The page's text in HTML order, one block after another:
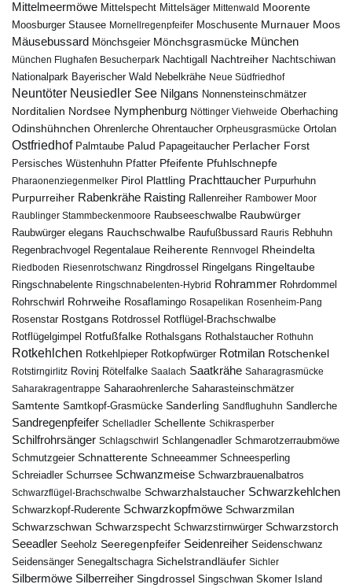
Mittelmeermöwe Mittelspecht Mittelsäger Mittenwald Moorente
Moosburger Stausee Mornellregenpfeifer Moschusente Murnauer Moos
Mäusebussard Mönchsgeier Mönchsgrasmücke München
München Flughafen Besucherpark Nachtigall Nachtreiher Nachtschiwan
Nationalpark Bayerischer Wald Nebelkrähe Neue Südfriedhof
Neuntöter Neusiedler See Nilgans Nonnensteinschmätzer
Norditalien Nordsee Nymphenburg Nöttinger Viehweide Oberhaching
Odinshühnchen Ohrenlerche Ohrentaucher Orpheusgrasmücke Ortolan
Ostfriedhof Palmtaube Palud Papageitaucher Perlacher Forst
Persisches Wüstenhuhn Pfatter Pfeifente Pfuhlschnepfe
Pharaonenziegenmelker Pirol Plattling Prachttaucher Purpurhuhn
Purpurreiher Rabenkrähe Raisting Rallenreiher Rambower Moor
Raublinger Stammbeckenmoore Raubseeschwalbe Raubwürger
Raubwürger elegans Rauchschwalbe Raufußbussard Rauris Rebhuhn
Regenbrachvogel Regentalaue Reiherente Rennvogel Rheindelta
Riedboden Riesenrotschwanz Ringdrossel Ringelgans Ringeltaube
Ringschnabelente Ringschnabelenten-Hybrid Rohrammer Rohrdommel
Rohrschwirl Rohrweihe Rosaflamingo Rosapelikan Rosenheim-Pang
Rosenstar Rostgans Rotdrossel
Rotflügel-Brachschwalbe
Rotflügelgimpel Rotfußfalke Rothalsgans Rothalstaucher Rothuhn
Rotkehlchen Rotkehlpieper Rotkopfwürger Rotmilan Rotschenkel
Rotstirngirlitz Rovinj Rötelfalke Saalach Saatkrähe Saharagrasmücke
Saharakragentrappe Saharaohrenlerche Saharasteinschmätzer
Samtente Samtkopf-Grasmücke Sanderling Sandflughuhn Sandlerche
Sandregenpfeifer Schelladler Schellente Schikrasperber
Schilfrohrsänger Schlagschwirl Schlangenadler Schmarotzerraubmöwe
Schmutzgeier Schnatterente Schneeammer Schneesperling
Schreiadler Schurrsee Schwanzmeise Schwarzbrauenalbatros
Schwarzflügel-Brachschwalbe Schwarzhalstaucher Schwarzkehlchen
Schwarzkopf-Ruderente Schwarzkopfmöwe Schwarzmilan
Schwarzschwan Schwarzspecht Schwarzstirnwürger Schwarzstorch
Seeadler Seeholz Seeregenpfeifer Seidenreiher Seidenschwanz
Seidensänger Senegaltschagra Sichelstrandläufer Sichler
Silbermöwe Silberreiher Singdrossel Singschwan Skomer Island